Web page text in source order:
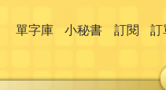
單字庫 小秘書 訂閱 訂